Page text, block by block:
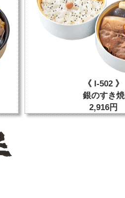
《 I-502 》
銀のすき焼
2,916円